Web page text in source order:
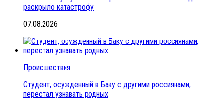
раскрыло катастрофу
07.08.2026
Происшествия
Студент, осужденный в Баку с другими россиянами,
перестал узнавать родных